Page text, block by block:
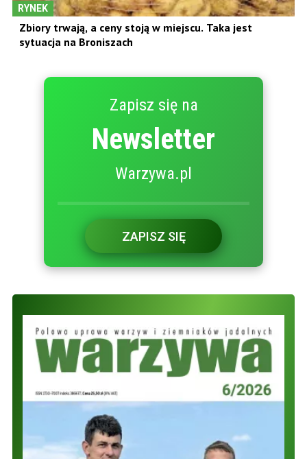
RYNEK
Zbiory trwają, a ceny stoją w miejscu. Taka jest
sytuacja na Broniszach
Zapisz się na
Newsletter
Warzywa.pl
ZAPISZ SIĘ